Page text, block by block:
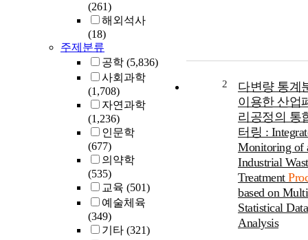
(261)
해외석사
(18)
주제분류
공학 (5,836)
사회과학
(1,708)
자연과학
(1,236)
인문학
(677)
의약학
(535)
교육 (501)
예술체육
(349)
기타 (321)
2
다변량 통계
이용한 산업
리공정의 통
터링 :
Monitoring of
Industrial
Treatment
based on
Statistical Data
Analysis